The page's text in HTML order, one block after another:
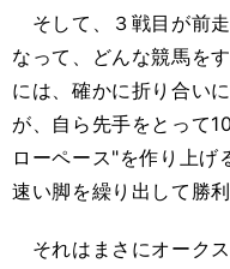
そして、３戦目が前
なって、どんな競馬を
には、確かに折り合い
が、自ら先手をとって
ローペース"を作り上げ
速い脚を繰り出して勝
それはまさにオーク